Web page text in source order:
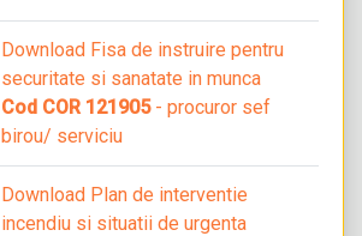
Download Fisa de instruire pentru
securitate si sanatate in munca
Cod COR 121905- procuror sef
birou/ serviciu
Download Plan de interventie
incendiu si situatii de urgenta